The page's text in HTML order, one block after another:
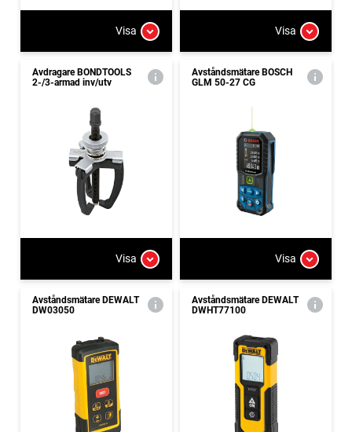
Visa Visa
Avdragare BONDTOOLS
2-/3-armad inv/utv
Visa
Avståndsmätare BOSCH
GLM 50-27 CG
Visa
Avståndsmätare DEWALT
DW03050
Avståndsmätare DEWALT
DWHT77100